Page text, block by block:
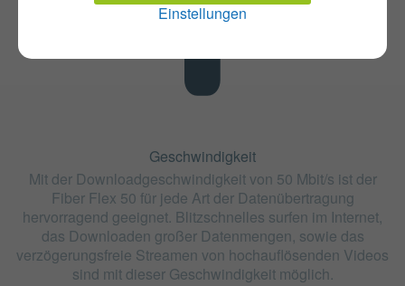
Einstellungen
Geschwindigkeit
Mit der Downloadgeschwindigkeit von 50 Mbit/s ist der
Fiber Flex 50 für jede Art der Datenübertragung
hervorragend geeignet. Blitzschnelles surfen im Internet,
das Downloaden großer Datenmengen, sowie das
verzögerungsfreie Streamen von hochauflösenden Videos
sind mit dieser Geschwindigkeit möglich.